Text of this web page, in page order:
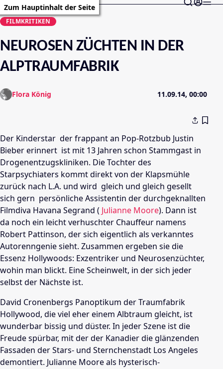
Zum Hauptinhalt der Seite
FILMKRITIKEN
NEUROSEN ZÜCHTEN IN DER
ALPTRAUMFABRIK
Flora König 11.09.14, 00:00
Der Kinderstar  der frappant an Pop-Rotzbub Justin
Biebererinnert  ist mit 13 Jahren schon Stammgast in
Drogenentzugskliniken. Die Tochter des
Starpsychiaters kommt direkt von der Klapsmühle
zurück nach L.A. und wird  gleich und gleich gesellt
sich gern  persönliche Assistentin der durchgeknallten
Filmdiva Havana Segrand ( Julianne Moore). Dann ist
da noch ein leicht verhuschter Chauffeur namens
Robert Pattinson, der sich eigentlich als verkanntes
Autorenngenie sieht. Zusammen ergeben sie die
Essenz Hollywoods: Exzentriker und Neurosenzüchter,
wohin man blickt. Eine Scheinwelt, in der sich jeder
selbst der Nächste ist.
David Cronenbergs Panoptikum der Traumfabrik
Hollywood, die viel eher einem Albtraum gleicht, ist
wunderbar bissig und düster. In jeder Szene ist die
Freude spürbar, mit der der Kanadier die glänzenden
Fassaden der Stars- und Sternchenstadt Los Angeles
demontiert. Julianne Mooreals hysterisch-